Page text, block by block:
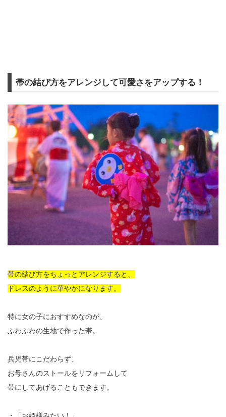
帯の結び方をアレンジして可愛さをアップする！
帯の結び方をちょっとアレンジすると、
ドレスのように華やかになります。
特に女の子におすすめなのが、
ふわふわの生地で作った帯。
兵児帯にこだわらず、
お母さんのストールをリフォームして
帯にしてあげることもできます。
・「お姫様みたい！」